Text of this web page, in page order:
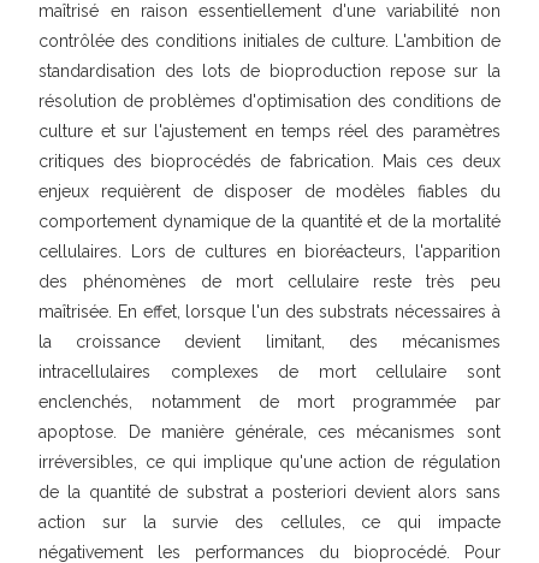
maîtrisé en raison essentiellement d'une variabilité non
contrôlée des conditions initiales de culture. L'ambition de
standardisation des lots de bioproduction repose sur la
résolution de problèmes d'optimisation des conditions de
culture et sur l'ajustement en temps réel des paramètres
critiques des bioprocédés de fabrication. Mais ces deux
enjeux requièrent de disposer de modèles fiables du
comportement dynamique de la quantité et de la mortalité
cellulaires. Lors de cultures en bioréacteurs, l'apparition
des phénomènes de mort cellulaire reste très peu
maîtrisée. En effet, lorsque l'un des substrats nécessaires à
la croissance devient limitant, des mécanismes
intracellulaires complexes de mort cellulaire sont
enclenchés, notamment de mort programmée par
apoptose. De manière générale, ces mécanismes sont
irréversibles, ce qui implique qu'une action de régulation
de la quantité de substrat a posteriori devient alors sans
action sur la survie des cellules, ce qui impacte
négativement les performances du bioprocédé. Pour